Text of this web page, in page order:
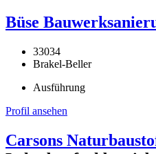
Büse
33034
Brakel-Beller
Ausführung
Profil ansehen
Carsons